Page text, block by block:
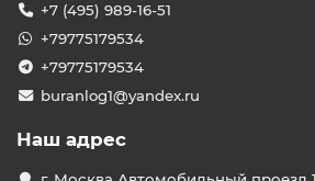
+7 (495) 989-16-51
+79775179534
+79775179534
buranlog1@yandex.ru
Наш адрес